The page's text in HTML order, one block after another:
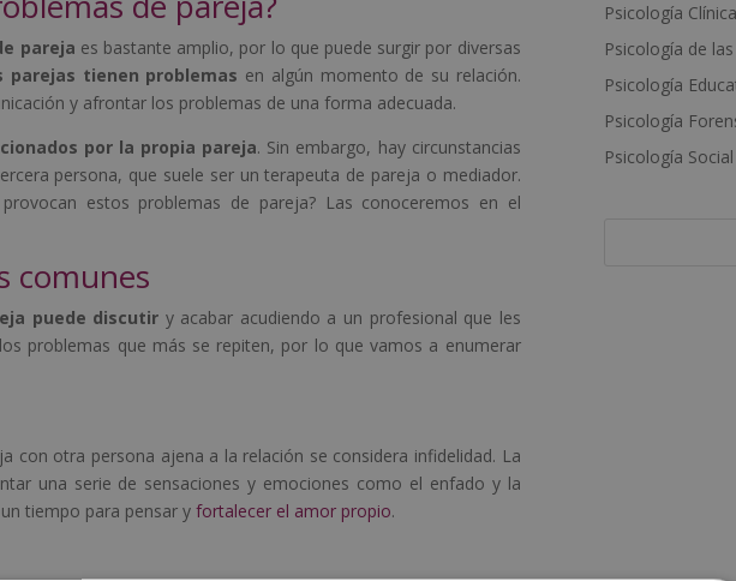
pareja es bastante amplio, por lo que puede surgir por diversas
parejas tienen problemas en algún momento de su relación.
y afrontar los problemas de una forma adecuada.
por la propia pareja. Sin embargo, hay circunstancias
persona, que suele ser un terapeuta de pareja o mediador.
estos problemas de pareja? Las conoceremos en el
comunes
puede discutir y acabar acudiendo a un profesional que les
problemas que más se repiten, por lo que vamos a enumerar
con otra persona ajena a la relación se considera infidelidad. La
una serie de sensaciones y emociones como el enfado y la
tiempo para pensar yfortalecer el amor propio.
n
a
i
v
e
Psicología Clínica
Psicología de
Psicología
Psicología
Psicología Social